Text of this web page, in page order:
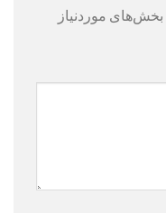
بخش‌های موردنیاز